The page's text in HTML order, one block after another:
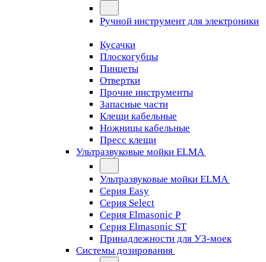
Ручной инструмент для электроники
Кусачки
Плоскогубцы
Пинцеты
Отвертки
Прочие инструменты
Запасные части
Клещи кабельные
Ножницы кабельные
Пресс клещи
Ультразвуковые мойки ELMA
Ультразвуковые мойки ELMA
Серия Easy
Серия Select
Серия Elmasonic P
Серия Elmasonic ST
Принадлежности для УЗ-моек
Системы дозирования